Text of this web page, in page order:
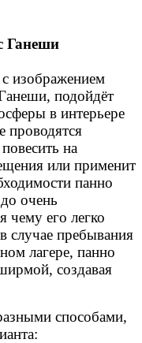
Ганеши
изображением
подойдёт
в интерьере
проводятся
на
или применит
панно
очень
чему его легко
случае пребывания
лагере, панно
создавая
способами,